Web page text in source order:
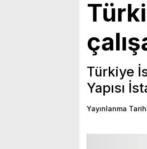
Türkiye
Yapısı
Yayınlanma